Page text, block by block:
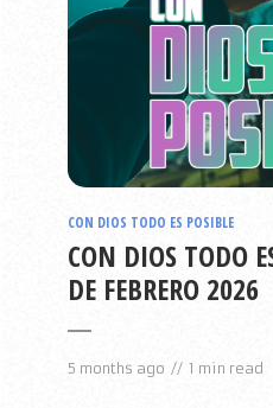
CON DIOS TODO ES POSIBLE
CON DIOS TODO
DE FEBRERO 2026
5 months ago 1 min read